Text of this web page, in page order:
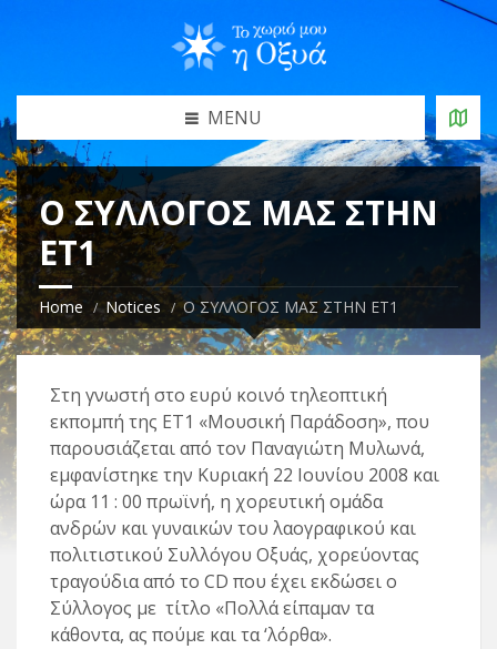
MENU
Ο ΣΥΛΛΟΓΟΣ ΜΑΣ ΣΤΗΝ
ΕΤ1
Home Notices Ο ΣΥΛΛΟΓΟΣ ΜΑΣ ΣΤΗΝ ΕΤ1
Στη γνωστή στο ευρύ κοινό τηλεοπτική
εκπομπή της ΕΤ1 «Μουσική Παράδοση», που
παρουσιάζεται από τον Παναγιώτη Μυλωνά,
εμφανίστηκε την Κυριακή 22 Ιουνίου 2008 και
ώρα 11 : 00 πρωϊνή, η χορευτική ομάδα
ανδρών και γυναικών του λαογραφικού και
πολιτιστικού Συλλόγου Οξυάς, χορεύοντας
τραγούδια από το CD που έχει εκδώσει ο
Σύλλογος με τίτλο «Πολλά είπαμαν τα
κάθοντα, ας πούμε και τα ‘λόρθα».